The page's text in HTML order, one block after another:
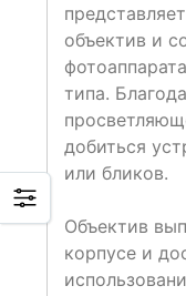
объектив и
типа.
добиться
или бликов.
Объектив
корпусе и